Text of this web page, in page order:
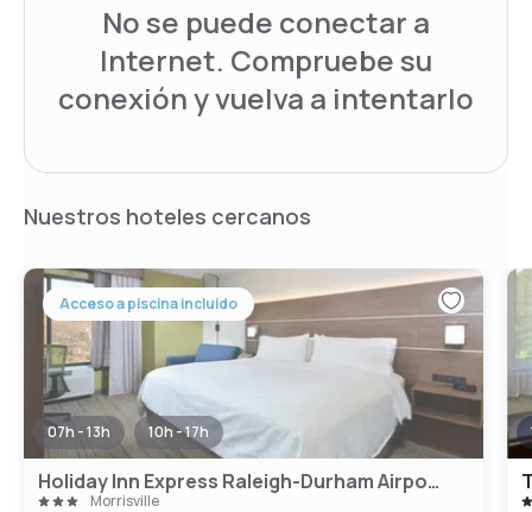
No se puede conectar a
Internet. Compruebe su
conexión y vuelva a intentarlo
Nuestros hoteles cercanos
Acceso a piscina incluido
07h - 13h 10h - 17h
Holiday Inn Express Raleigh-Durham Airport, an IHG Hotel
Morrisville